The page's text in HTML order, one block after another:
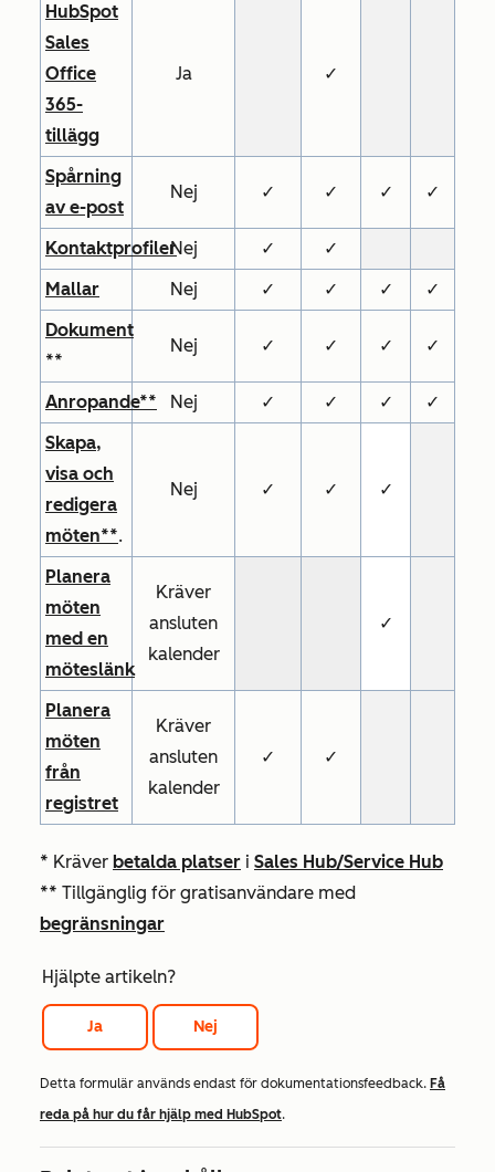
HubSpot
Sales
Office
365-
tillägg
Ja ✓
Spårning
av e-post
Nej ✓ ✓ ✓ ✓
KontaktprofilerNej ✓
✓
Mallar
Nej ✓ ✓ ✓
✓
Dokument
**
Nej ✓ ✓ ✓ ✓
Anropande** Nej ✓ ✓ ✓
✓
Skapa,
visa och
redigera
möten**.
Nej ✓ ✓ ✓
Planera
möten
med en
möteslänk
Kräver
ansluten
kalender
✓
Planera
möten
från
registret
Kräver
ansluten
kalender
✓ ✓
* Kräver betalda platser i Sales Hub/Service Hub
** Tillgänglig för gratisanvändare med
begränsningar
Hjälpte artikeln?
Ja Nej
Detta formulär används endast för dokumentationsfeedback. Få
reda på hur du får hjälp med HubSpot.